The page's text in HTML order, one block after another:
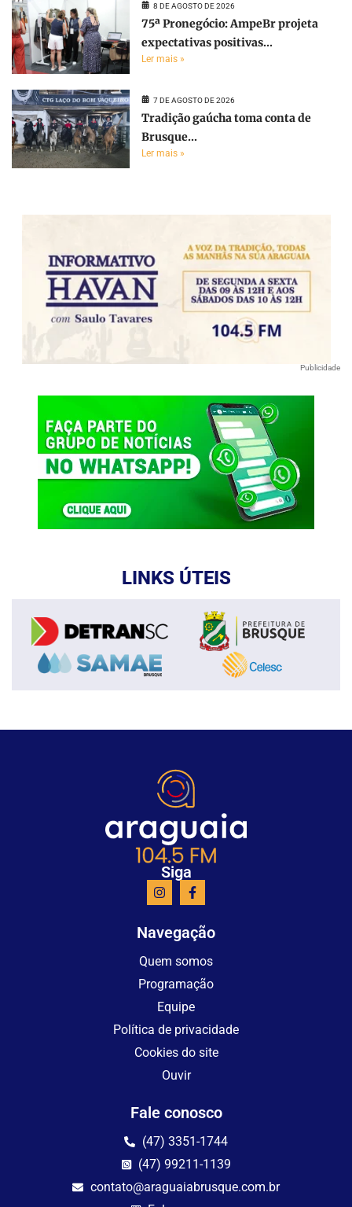
8 DE AGOSTO DE 2026
75ª Pronegócio: AmpeBr projeta
expectativas positivas...
Ler mais »
7 DE AGOSTO DE 2026
Tradição gaúcha toma conta de
Brusque...
Ler mais »
Publicidade
LINKS ÚTEIS
Siga
Navegação
Quem somos
Programação
Equipe
Política de privacidade
Cookies do site
Ouvir
Fale conosco
(47) 3351-1744
(47) 99211-1139
contato@araguaiabrusque.com.br